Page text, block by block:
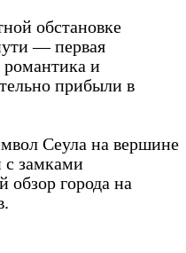
обстановке
— первая
романтика и
прибыли в
Сеула на вершине
замками
города на